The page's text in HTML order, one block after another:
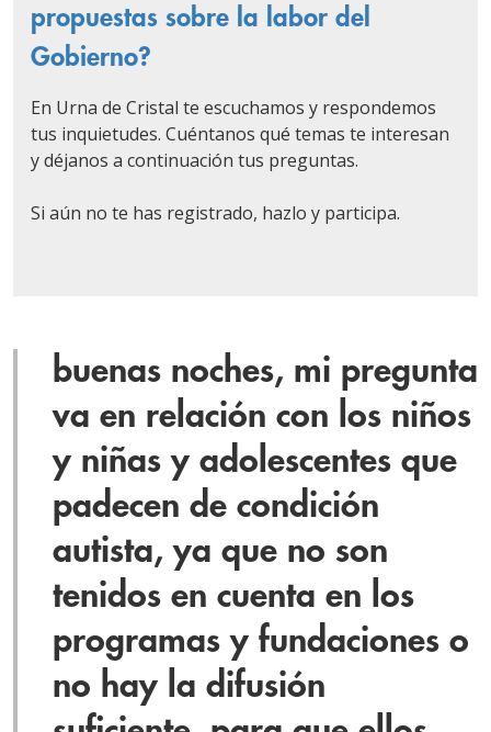
propuestas sobre la labor del
Gobierno?
En Urna de Cristal te escuchamos y respondemos
tus inquietudes. Cuéntanos qué temas te interesan
y déjanos a continuación tus preguntas.
Si aún no te has registrado, hazlo y participa.
buenas noches, mi pregunta
va en relación con los niños
y niñas y adolescentes que
padecen de condición
autista, ya que no son
tenidos en cuenta en los
programas y fundaciones o
no hay la difusión